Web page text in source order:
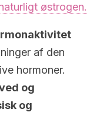
østrogen.
af den
hormoner.
og
og